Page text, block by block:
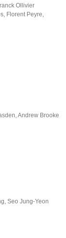
Ollivier
, Florent Peyre,
,Andrew Brooke
,Seo Jung-Yeon